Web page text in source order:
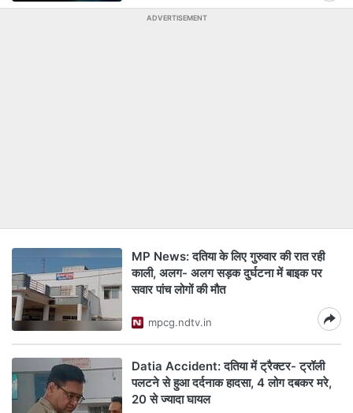
ADVERTISEMENT
MP News: दतिया के लिए गुरुवार की रात रही
काली, अलग- अलग सड़क दुर्घटना में बाइक पर
सवार पांच लोगों की मौत
mpcg.ndtv.in
Datia Accident: दतिया में ट्रैक्टर- ट्रॉली
पलटने से हुआ दर्दनाक हादसा, 4 लोग दबकर मरे,
20 से ज्यादा घायल